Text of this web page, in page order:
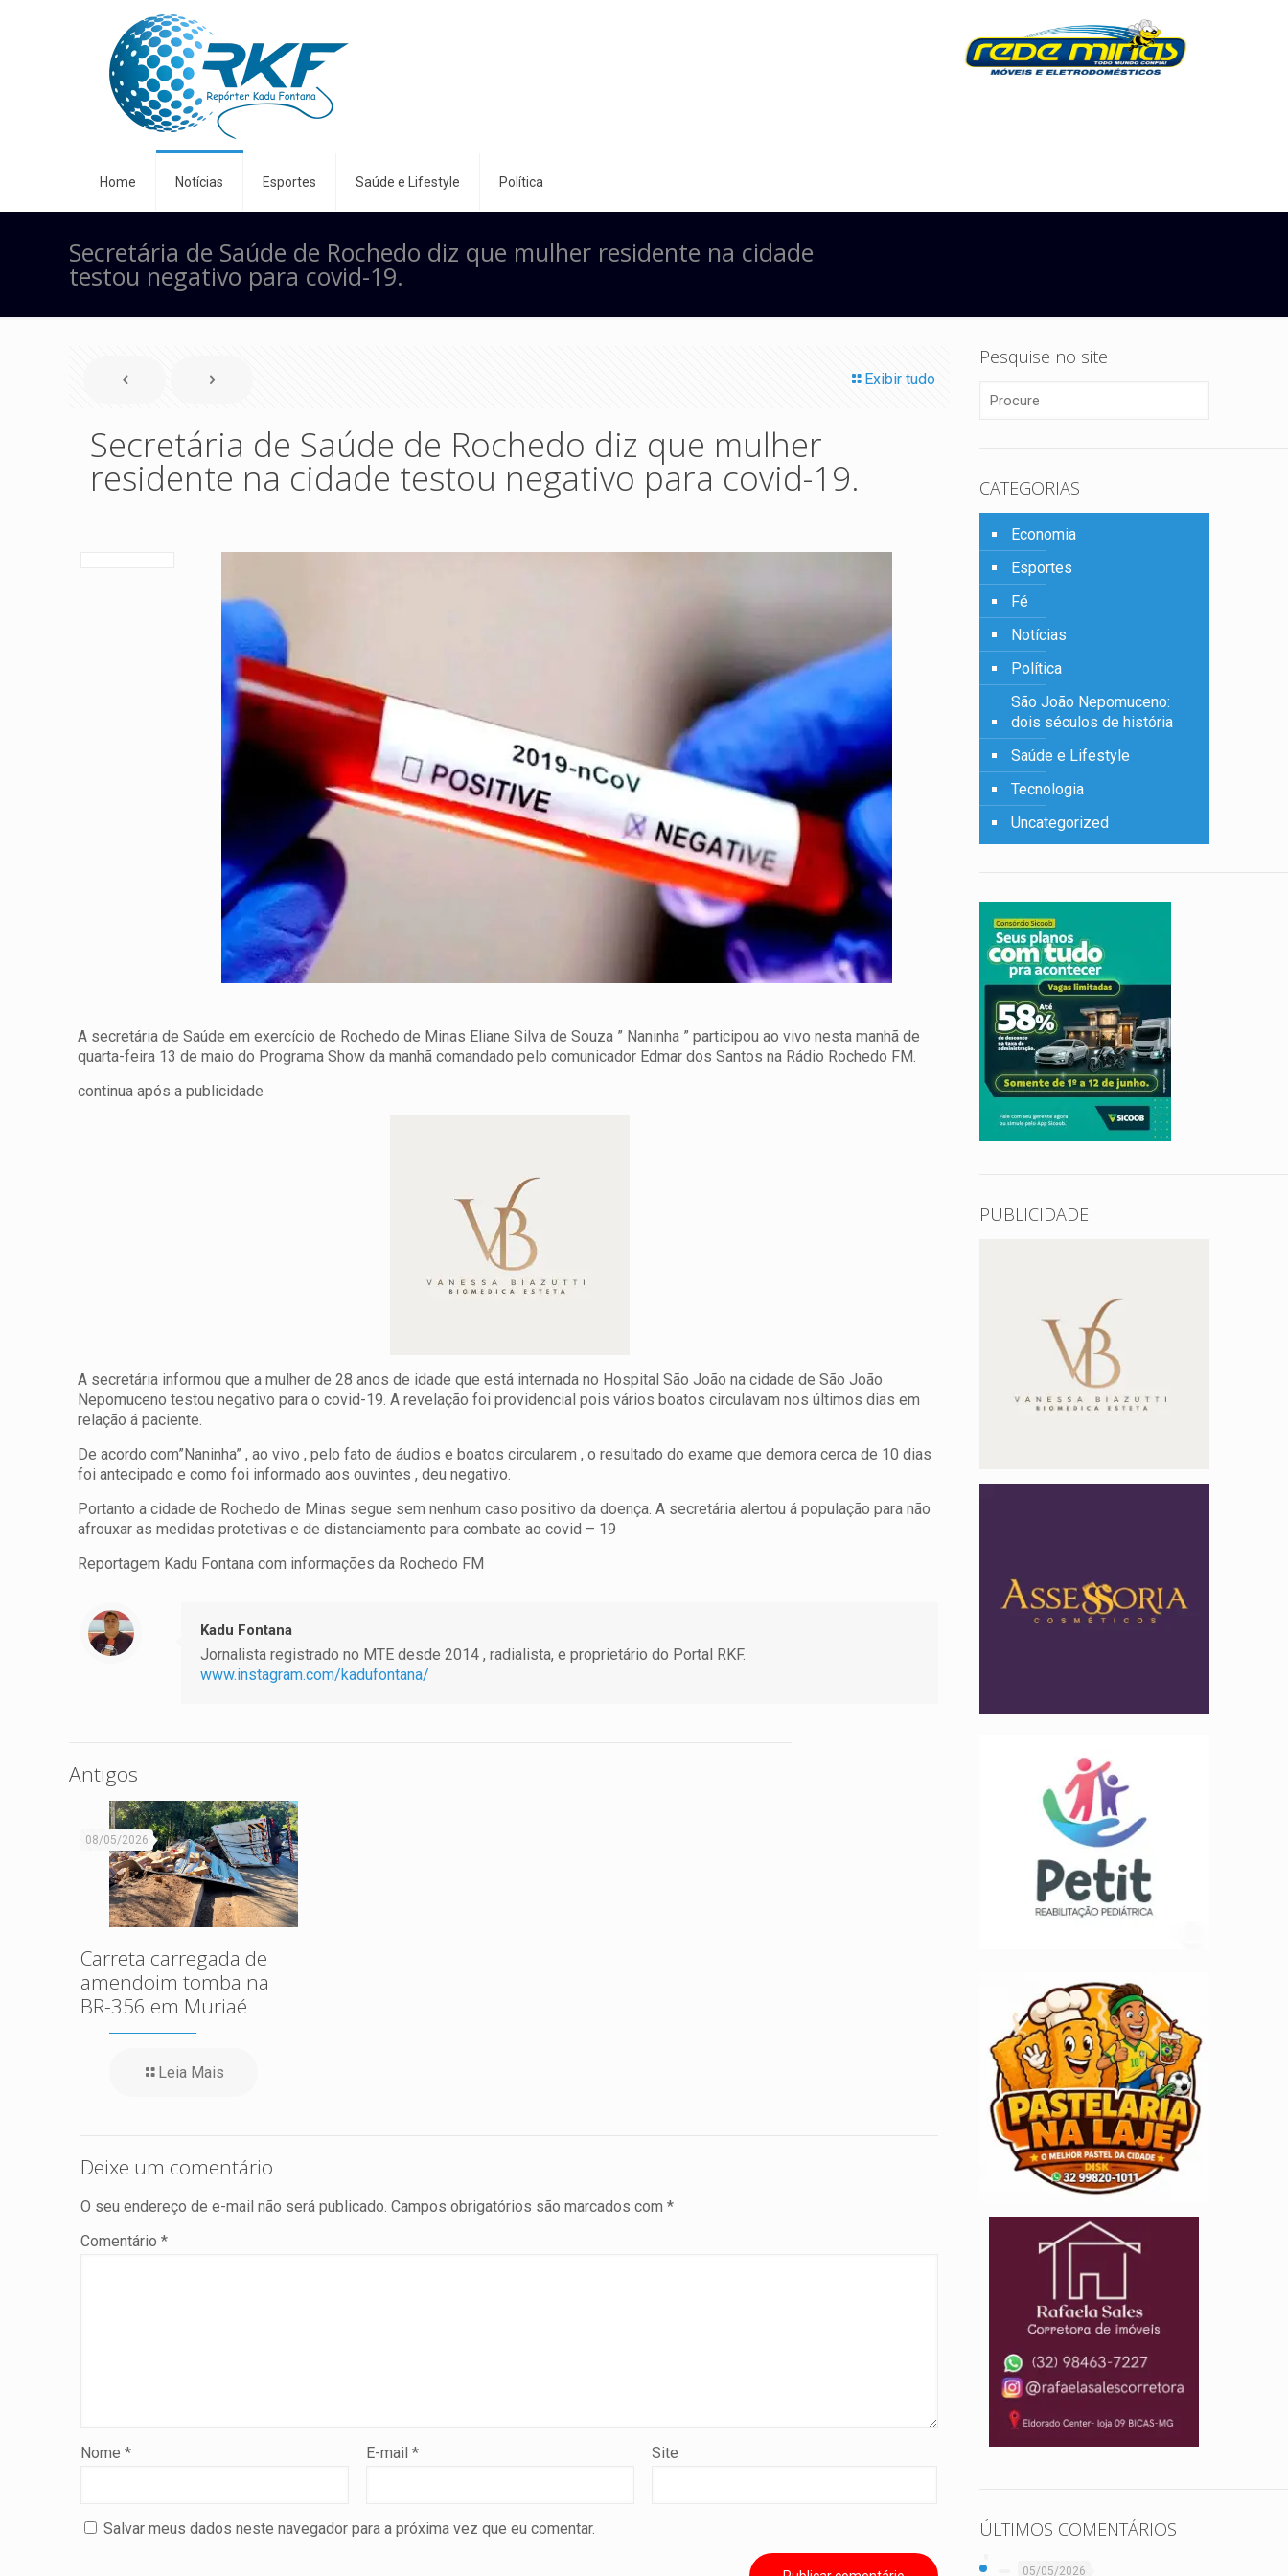
Home Notícias Esportes Saúde e Lifestyle Política
Secretária de Saúde de Rochedo diz que mulher residente na cidade
testou negativo para covid-19.
Exibir tudo
Secretária de Saúde de Rochedo diz que mulher
residente na cidade testou negativo para covid-19.
A secretária de Saúde em exercício de Rochedo de Minas Eliane Silva de Souza ” Naninha ” participou ao vivo nesta manhã de
quarta-feira 13 de maio do Programa Show da manhã comandado pelo comunicador Edmar dos Santos na Rádio Rochedo FM.
continua após a publicidade
A secretária informou que a mulher de 28 anos de idade que está internada no Hospital São João na cidade de São João
Nepomuceno testou negativo para o covid-19. A revelação foi providencial pois vários boatos circulavam nos últimos dias em
relação á paciente.
De acordo com”Naninha” , ao vivo , pelo fato de áudios e boatos circularem , o resultado do exame que demora cerca de 10 dias
foi antecipado e como foi informado aos ouvintes , deu negativo.
Portanto a cidade de Rochedo de Minas segue sem nenhum caso positivo da doença. A secretária alertou á população para não
afrouxar as medidas protetivas e de distanciamento para combate ao covid – 19
Reportagem Kadu Fontana com informações da Rochedo FM
Kadu Fontana
Jornalista registrado no MTE desde 2014 , radialista, e proprietário do Portal RKF.
www.instagram.com/kadufontana/
Antigos
08/05/2026
Carreta carregada de
amendoim tomba na
BR-356 em Muriaé
Leia Mais
Deixe um comentário
O seu endereço de e-mail não será publicado. Campos obrigatórios são marcados com *
Comentário *
Nome * E-mail* Site
Salvar meus dados neste navegador para a próxima vez que eu comentar.
Pesquise no site
CATEGORIAS
Economia
Esportes
Fé
Notícias
Política
São João Nepomuceno:
dois séculos de história
Saúde e Lifestyle
Tecnologia
Uncategorized
PUBLICIDADE
ÚLTIMOS COMENTÁRIOS
05/05/2026